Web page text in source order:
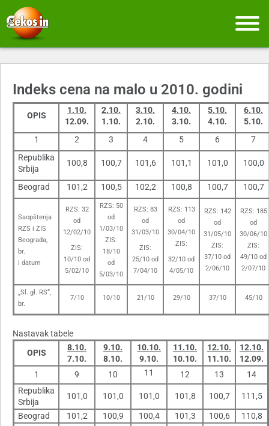
Indeks cena na malo u 2010. godini
OPIS
1.10.
12.09.
2.10.
1.10.
3.10.
2.10.
4.10.
3.10.
5.10.
4.10.
6.10.
5.10.
1
2 3 4 5 6
7
Republika
Srbija
100,8 100,7 101,6 101,1 101,0 100,0
Beograd 101,2 100,5 102,2 100,8 100,7 100,7
Saopštenja
RZS i ZIS
Beograda,
br.
i datum
RZS: 32
od
12/02/10
ZIS:
10/10 od
5/02/10
RZS: 50
od
1/03/10
ZIS:
18/10
od
5/03/10
RZS: 83
od
31/03/10
ZIS:
25/10 od
7/04/10
RZS: 113
od
30/04/10
ZIS:
32/10 od
4/05/10
RZS: 142
od
31/05/10
ZIS:
37/10 od
2/06/10
RZS: 185
od
30/06/10
ZIS:
49/10 od
2/07/10
„Sl. gl. RS“,
br.
7/10 10/10 21/10 29/10 37/10 45/10
Nastavak tabele
OPIS
8.10.
7.10.
9.10.
8.10.
10.10.
9.10.
11.10.
10.10.
12.10.
11.10.
12.10.
12.09.
1
9 10 11 12 13
14
Republika
Srbija
101,0 101,0 101,0 101,8 100,7 111,5
Beograd 101,2 100,9 100,4 101,3 100,6 110,8